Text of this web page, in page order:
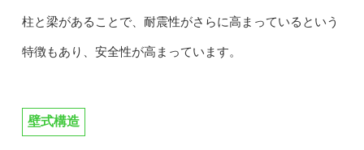
柱と梁があることで、耐震性がさらに高まっているという
特徴もあり、安全性が高まっています。
壁式構造